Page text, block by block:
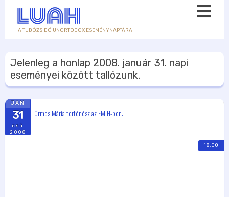
A TUDÓZSIDÓ UNORTODOX ESEMÉNYNAPTÁRA
Jelenleg a honlap 2008. január 31. napi
eseményei között tallózunk.
JAN
31
csü
2008
Ormos Mária történész az EMIH-ben.
18:00